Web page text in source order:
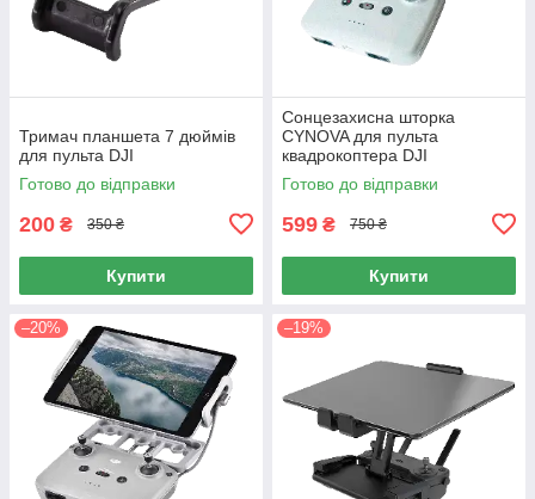
Тримач планшета 7 дюймів
для пульта DJI
Готово до відправки
200 ₴ 350 ₴
Купити
Сонцезахисна шторка
CYNOVA для пульта
квадрокоптера DJI
Готово до відправки
599 ₴ 750 ₴
Купити
–20% –19%